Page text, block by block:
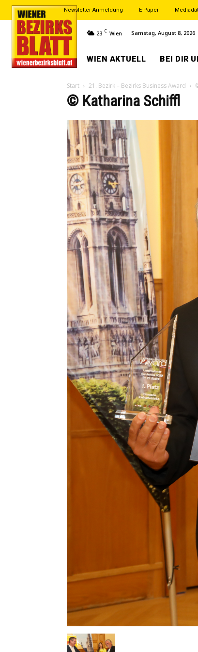
Newsletter-Anmeldung E-Paper
23 C Wien Samstag, August 8, 2026
WIEN AKTUELL BEI DIR
Start 21. Bezirk – Bezirks Business Award
© Katharina Schiffl